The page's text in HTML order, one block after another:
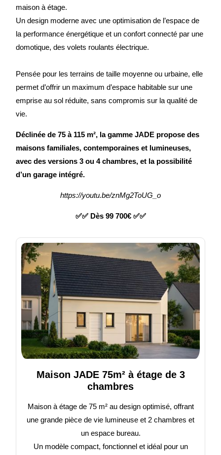
maison à étage.
Un design moderne avec une optimisation de l’espace de
la performance énergétique et un confort connecté par une
domotique, des volets roulants électrique.
Pensée pour les terrains de taille moyenne ou urbaine, elle
permet d’offrir un maximum d’espace habitable sur une
emprise au sol réduite, sans compromis sur la qualité de
vie.
Déclinée de 75 à 115 m², la gamme JADE propose des
maisons familiales, contemporaines et lumineuses,
avec des versions 3 ou 4 chambres, et la possibilité
d’un garage intégré.
https://youtu.be/znMg2ToUG_o
✅✅ Dès 99 700€ ✅✅
Maison JADE 75m² à étage de 3
chambres
Maison à étage de 75 m² au design optimisé, offrant
une grande pièce de vie lumineuse et 2 chambres et
un espace bureau.
Un modèle compact, fonctionnel et idéal pour un